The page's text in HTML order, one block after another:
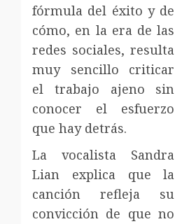
fórmula del éxito y de
cómo, en la era de las
redes sociales, resulta
muy sencillo criticar
el trabajo ajeno sin
conocer el esfuerzo
que hay detrás.
La vocalista Sandra
Lian explica que la
canción refleja su
convicción de que no